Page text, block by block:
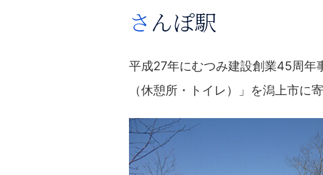
さんぽ駅
平成27年にむつみ建設創業45周年
（休憩所・トイレ）」を潟上市に